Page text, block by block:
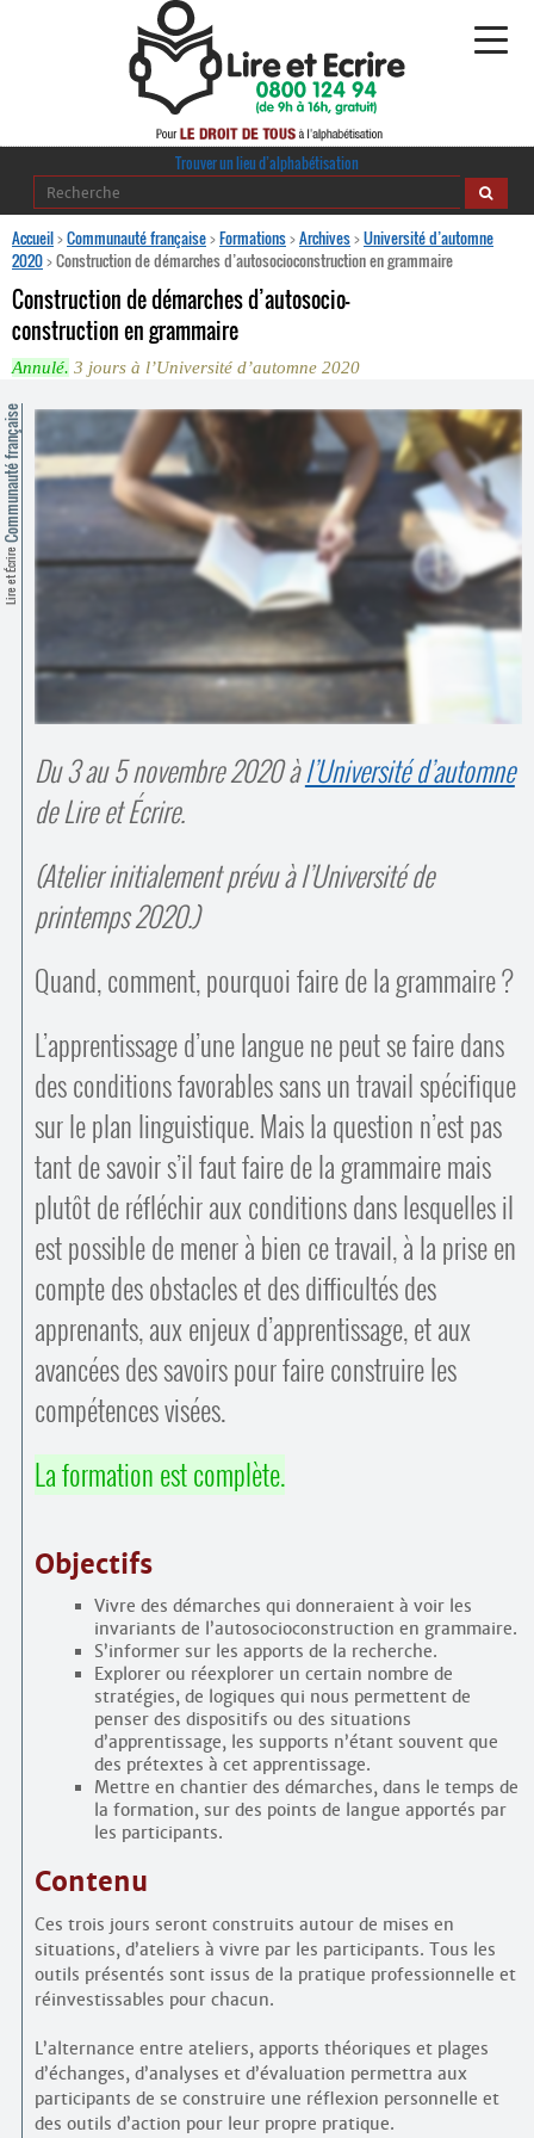
Alphabétisation
·
Ressources pédagogiques
Comprendre et parler
Bienvenue en Belgique
Espace presse
Contacts
Trouver un lieu d’alphabétisation
Trouver un lieu d’alphabétisation
Accueil>Communauté française>Formations>Archives>Université d’automne
2020>Construction de démarches d’auto­socio­construction en grammaire
Construction de démarches d’auto­socio­
construction en grammaire
Annulé. 3 jours à l’Université d’automne 2020
Lire et Écrire
Communauté française
Du 3 au 5 novembre 2020 àl’Université d’automne
de Lire et Écrire.
(Atelier initialement prévu à l’Université de
printemps 2020.)
Quand, comment, pourquoi faire de la grammaire ?
L’apprentissage d’une langue ne peut se faire dans
des conditions favorables sans un travail spécifique
sur le plan linguistique. Mais la question n’est pas
tant de savoir s’il faut faire de la grammaire mais
plutôt de réfléchir aux conditions dans lesquelles il
est possible de mener à bien ce travail, à la prise en
compte des obstacles et des difficultés des
apprenants, aux enjeux d’apprentissage, et aux
avancées des savoirs pour faire construire les
compétences visées.
La formation est complète.
Objectifs
Vivre des démarches qui donneraient à voir les
invariants de l’auto­socio­construction en grammaire.
S’informer sur les apports de la recherche.
Explorer ou réexplorer un certain nombre de
stratégies, de logiques qui nous permettent de
penser des dispositifs ou des situations
d’apprentissage, les supports n’étant souvent que
des prétextes à cet apprentissage.
Mettre en chantier des démarches, dans le temps de
la formation, sur des points de langue apportés par
les participants.
Contenu
Ces trois jours seront construits autour de mises en
situations, d’ateliers à vivre par les participants. Tous les
outils présentés sont issus de la pratique professionnelle et
réinvestissables pour chacun.
L’alternance entre ateliers, apports théoriques et plages
d’échanges, d’analyses et d’évaluation permettra aux
participants de se construire une réflexion personnelle et
des outils d’action pour leur propre pratique.